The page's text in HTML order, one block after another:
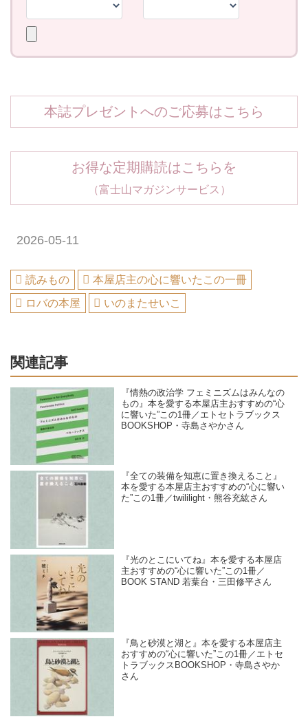
本誌プレゼントへのご応募はこちら
お得な定期購読はこちらを
（富士山マガジンサービス）
2026-05-11
読みもの
本屋店主の心に響いたこの一冊
ロバの本屋
いのまたせいこ
関連記事
『情熱の政治学 フェミニズムはみんなの
もの』本を愛する本屋店主おすすめの“心
に響いた”この1冊／エトセトラブックス
BOOKSHOP・寺島さやかさん
『全ての装備を知恵に置き換えること』
本を愛する本屋店主おすすめの“心に響い
た”この1冊／twililight・熊谷充紘さん
『光のとこにいてね』本を愛する本屋店
主おすすめの“心に響いた”この1冊／
BOOK STAND 若葉台・三田修平さん
『鳥と砂漠と湖と』本を愛する本屋店主
おすすめの“心に響いた”この1冊／エトセ
トラブックスBOOKSHOP・寺島さやか
さん